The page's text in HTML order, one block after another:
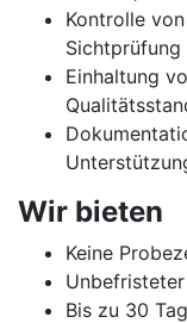
Kontrolle
Sichtprüfung
Einhaltung
Wir bieten
Keine
Bis zu 30